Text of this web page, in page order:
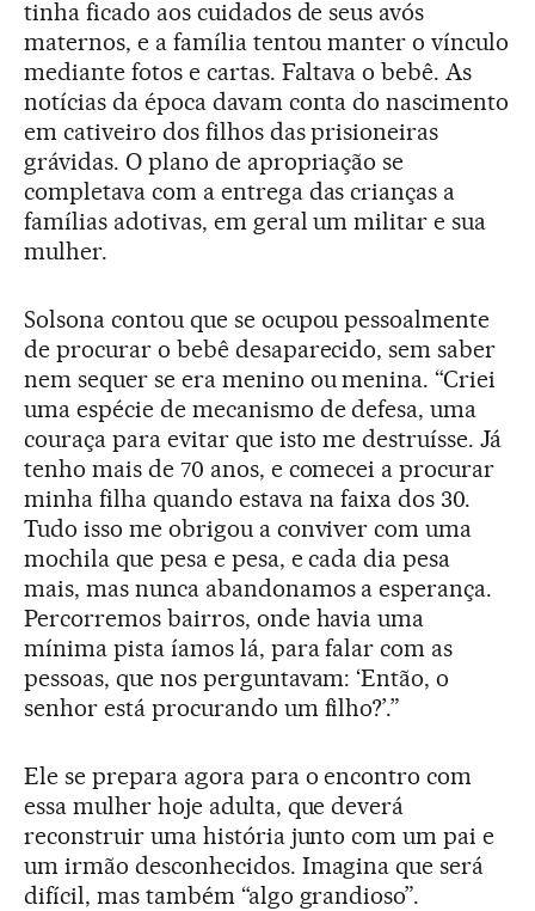
tinha ficado aos cuidados de seus avós
maternos, e a família tentou manter o vínculo
mediante fotos e cartas. Faltava o bebê. As
notícias da época davam conta do nascimento
em cativeiro dos filhos das prisioneiras
grávidas. O plano de apropriação se
completava com a entrega das crianças a
famílias adotivas, em geral um militar e sua
mulher.
Solsona contou que se ocupou pessoalmente
de procurar o bebê desaparecido, sem saber
nem sequer se era menino ou menina. “Criei
uma espécie de mecanismo de defesa, uma
couraça para evitar que isto me destruísse. Já
tenho mais de 70 anos, e comecei a procurar
minha filha quando estava na faixa dos 30.
Tudo isso me obrigou a conviver com uma
mochila que pesa e pesa, e cada dia pesa
mais, mas nunca abandonamos a esperança.
Percorremos bairros, onde havia uma
mínima pista íamos lá, para falar com as
pessoas, que nos perguntavam: ‘Então, o
senhor está procurando um filho?’.”
Ele se prepara agora para o encontro com
essa mulher hoje adulta, que deverá
reconstruir uma história junto com um pai e
um irmão desconhecidos. Imagina que será
difícil, mas também “algo grandioso”.